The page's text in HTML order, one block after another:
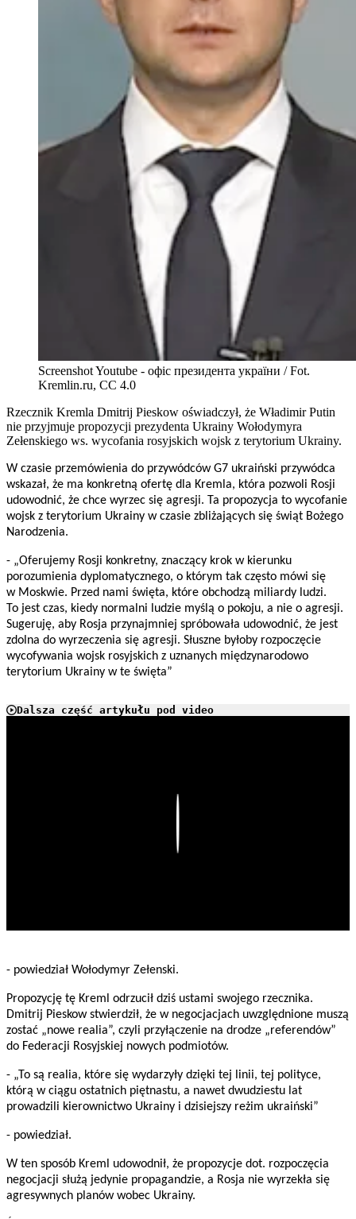
Screenshot Youtube - офіс президента україни / Fot.
Kremlin.ru, CC 4.0
Rzecznik Kremla Dmitrij Pieskow oświadczył, że Władimir Putin
nie przyjmuje propozycji prezydenta Ukrainy Wołodymyra
Zełenskiego ws. wycofania rosyjskich wojsk z terytorium Ukrainy.
W czasie przemówienia do przywódców G7 ukraiński przywódca
wskazał, że ma konkretną ofertę dla Kremla, która pozwoli Rosji
udowodnić, że chce wyrzec się agresji. Ta propozycja to wycofanie
wojsk z terytorium Ukrainy w czasie zbliżających się świąt Bożego
Narodzenia.
- „Oferujemy Rosji konkretny, znaczący krok w kierunku
porozumienia dyplomatycznego, o którym tak często mówi się
w Moskwie. Przed nami święta, które obchodzą miliardy ludzi.
To jest czas, kiedy normalni ludzie myślą o pokoju, a nie o agresji.
Sugeruję, aby Rosja przynajmniej spróbowała udowodnić, że jest
zdolna do wyrzeczenia się agresji. Słuszne byłoby rozpoczęcie
wycofywania wojsk rosyjskich z uznanych międzynarodowo
terytorium Ukrainy w te święta”
Dalsza część artykułu pod video
- powiedział Wołodymyr Zełenski.
Propozycję tę Kreml odrzucił dziś ustami swojego rzecznika.
Dmitrij Pieskow stwierdził, że w negocjacjach uwzględnione muszą
zostać „nowe realia”, czyli przyłączenie na drodze „referendów”
do Federacji Rosyjskiej nowych podmiotów.
- „To są realia, które się wydarzyły dzięki tej linii, tej polityce,
którą w ciągu ostatnich piętnastu, a nawet dwudziestu lat
prowadzili kierownictwo Ukrainy i dzisiejszy reżim ukraiński”
- powiedział.
W ten sposób Kreml udowodnił, że propozycje dot. rozpoczęcia
negocjacji służą jedynie propagandzie, a Rosja nie wyrzekła się
agresywnych planów wobec Ukrainy.